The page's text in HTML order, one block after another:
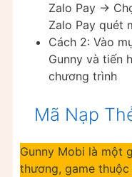
Zalo Pay ->
Zalo Pay quét
Cách 2: Vào
Gunny và tiến
chương trình
Mã Nạp
Gunny Mobi là một
thương, game